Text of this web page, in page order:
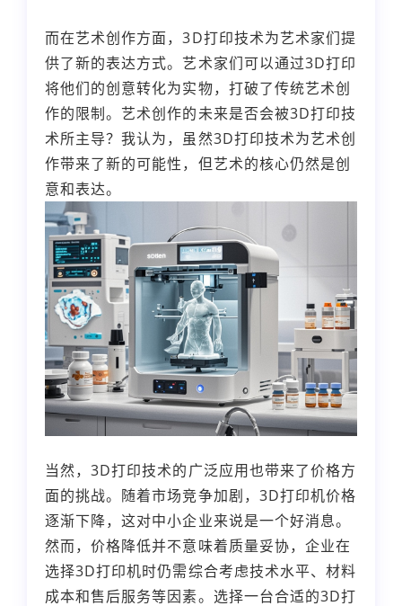
而在艺术创作方面，3D打印技术为艺术家们提
供了新的表达方式。艺术家们可以通过3D打印
将他们的创意转化为实物，打破了传统艺术创
作的限制。艺术创作的未来是否会被3D打印技
术所主导？我认为，虽然3D打印技术为艺术创
作带来了新的可能性，但艺术的核心仍然是创
意和表达。
当然，3D打印技术的广泛应用也带来了价格方
面的挑战。随着市场竞争加剧，3D打印机价格
逐渐下降，这对中小企业来说是一个好消息。
然而，价格降低并不意味着质量妥协，企业在
选择3D打印机时仍需综合考虑技术水平、材料
成本和售后服务等因素。选择一台合适的3D打